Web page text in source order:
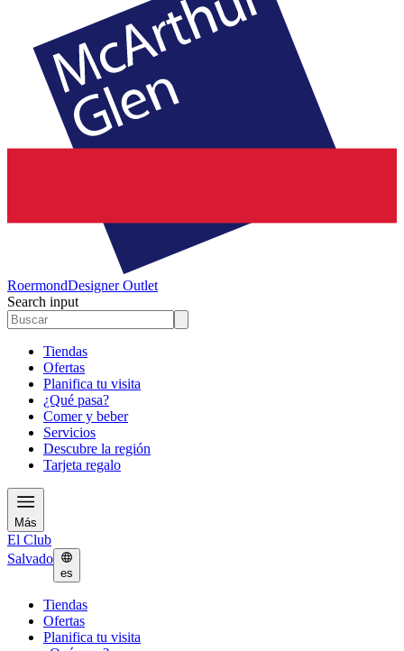
RoermondDesigner Outlet
Search input
Tiendas
Ofertas
Planifica tu visita
¿Qué pasa?
Comer y beber
Servicios
Descubre la región
Tarjeta regalo
Más
El Club
Salvado
es
Tiendas
Ofertas
Planifica tu visita